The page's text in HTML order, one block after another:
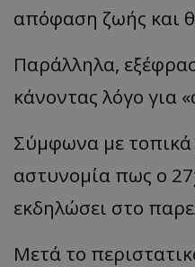
απόφαση ζωής και
Παράλληλα,
κάνοντας λόγο για
Σύμφωνα με τοπικά
αστυνομία πως ο
εκδηλώσει στο
Μετά το